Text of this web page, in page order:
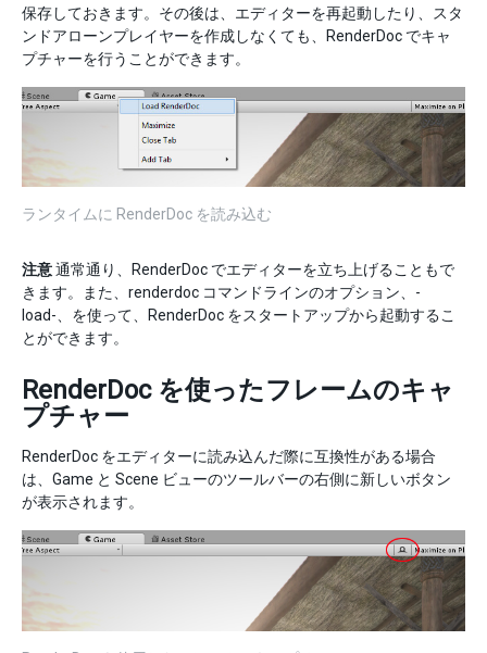
保存しておきます。その後は、エディターを再起動したり、スタ
ンドアローンプレイヤーを作成しなくても、RenderDoc でキャ
プチャーを行うことができます。
ランタイムに RenderDoc を読み込む
注意通常通り、RenderDoc でエディターを立ち上げることもで
きます。また、renderdoc コマンドラインのオプション、-
load-、を使って、RenderDoc をスタートアップから起動するこ
とができます。
RenderDoc を使ったフレームのキャ
プチャー
RenderDoc をエディターに読み込んだ際に互換性がある場合
は、Game と Scene ビューのツールバーの右側に新しいボタン
が表示されます。